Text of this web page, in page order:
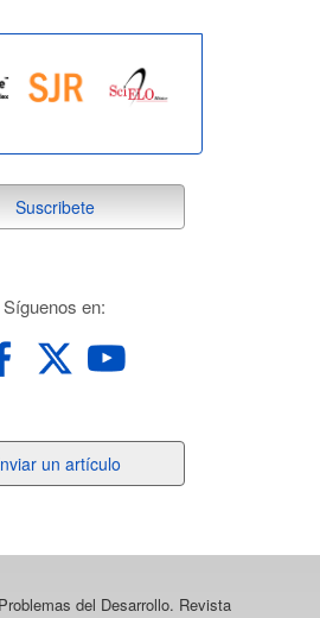
Suscribete
Síguenos en:
un artículo
Problemas del Desarrollo. Revista